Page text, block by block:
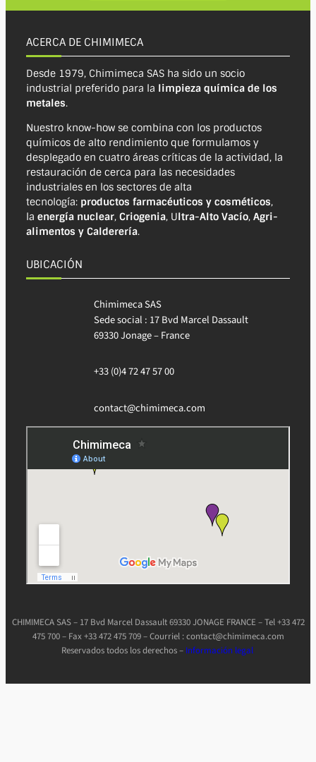
ACERCA DE CHIMIMECA
Desde 1979, Chimimeca SAS ha sido un socio
industrial preferido para la limpieza química de los
metales.
Nuestro know-how se combina con los productos
químicos de alto rendimiento que formulamos y
desplegado en cuatro áreas críticas de la actividad, la
restauración de cerca para las necesidades
industriales en los sectores de alta
tecnología: productos farmacéuticos y cosméticos,
la energía nuclear, Criogenia, Ultra-Alto Vacío, Agri-
alimentos y Calderería.
UBICACIÓN
Chimimeca SAS
Sede social : 17 Bvd Marcel Dassault
69330 Jonage – France
+33 (0)4 72 47 57 00
contact@chimimeca.com
CHIMIMECA SAS – 17 Bvd Marcel Dassault 69330 JONAGE FRANCE – Tel +33 472
475 700 – Fax +33 472 475 709 – Courriel : contact@chimimeca.com
Reservados todos los derechos – Información legal